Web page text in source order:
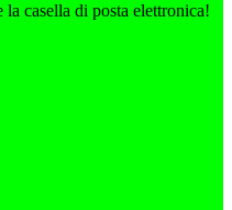
casella di posta elettronica!